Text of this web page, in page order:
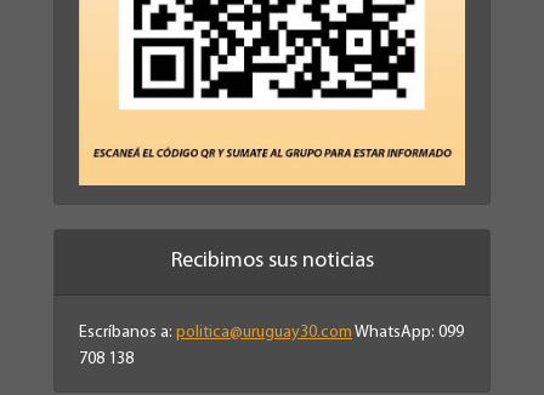
Recibimos sus noticias
Escríbanos a: politica@uruguay30.com WhatsApp: 099
708 138